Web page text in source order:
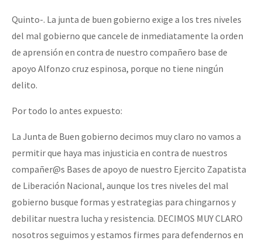
Quinto-. La junta de buen gobierno exige a los tres niveles
del mal gobierno que cancele de inmediatamente la orden
de aprensión en contra de nuestro compañero base de
apoyo Alfonzo cruz espinosa, porque no tiene ningún
delito.
Por todo lo antes expuesto:
La Junta de Buen gobierno decimos muy claro no vamos a
permitir que haya mas injusticia en contra de nuestros
compañer@s Bases de apoyo de nuestro Ejercito Zapatista
de Liberación Nacional, aunque los tres niveles del mal
gobierno busque formas y estrategias para chingarnos y
debilitar nuestra lucha y resistencia. DECIMOS MUY CLARO
nosotros seguimos y estamos firmes para defendernos en